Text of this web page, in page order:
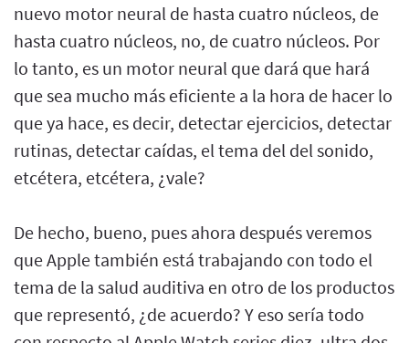
nuevo motor neural de hasta cuatro núcleos, de
hasta cuatro núcleos, no, de cuatro núcleos. Por
lo tanto, es un motor neural que dará que hará
que sea mucho más eficiente a la hora de hacer lo
que ya hace, es decir, detectar ejercicios, detectar
rutinas, detectar caídas, el tema del del sonido,
etcétera, etcétera, ¿vale?
De hecho, bueno, pues ahora después veremos
que Apple también está trabajando con todo el
tema de la salud auditiva en otro de los productos
que representó, ¿de acuerdo? Y eso sería todo